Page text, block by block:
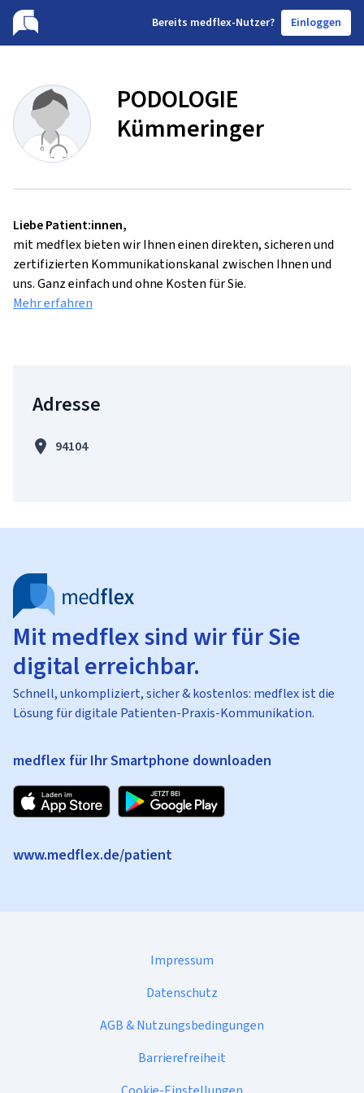
Bereits medflex-Nutzer? Einloggen
PODOLOGIE
Kümmeringer
Liebe Patient:innen,
mit medflex bieten wir Ihnen einen direkten, sicheren und
zertifizierten Kommunikationskanal zwischen Ihnen und
uns. Ganz einfach und ohne Kosten für Sie.
Mehr erfahren
Adresse
94104
Mit medflex sind wir für Sie
digital erreichbar.
Schnell, unkompliziert, sicher & kostenlos: medflex ist die
Lösung für digitale Patienten-Praxis-Kommunikation.
medflex für Ihr Smartphone downloaden
www.medflex.de/patient
Impressum
Datenschutz
AGB & Nutzungsbedingungen
Barrierefreiheit